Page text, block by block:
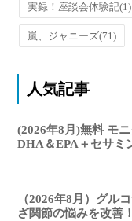
実録！座談会体験記(1)
嵐、ジャニーズ(71)
人気記事
(2026年8月)無料 モ
DHA＆EPA＋セサミ
（2026年8月）グル
ざ関節の悩みを改善！